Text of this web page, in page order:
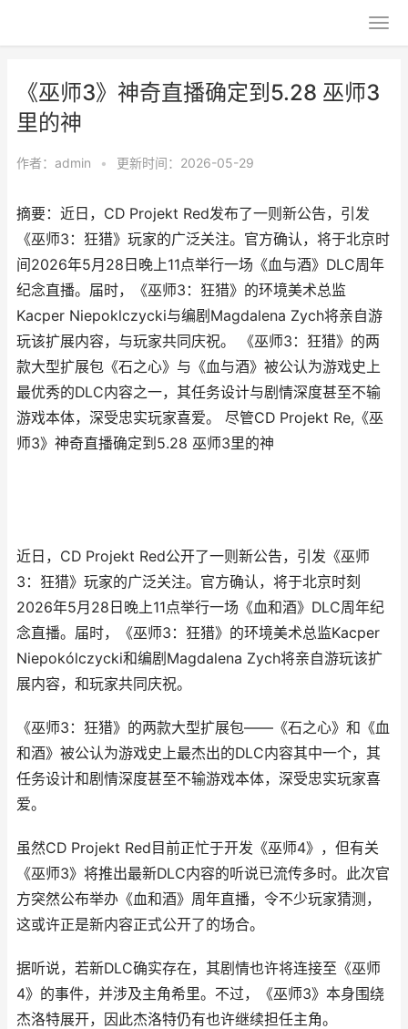
《巫师3》神奇直播确定到5.28 巫师3
里的神
作者： admin • 更新时间：2026-05-29
摘要：近日，CD Projekt Red发布了一则新公告，引发
《巫师3：狂猎》玩家的广泛关注。官方确认，将于北京时
间2026年5月28日晚上11点举行一场《血与酒》DLC周年
纪念直播。届时，《巫师3：狂猎》的环境美术总监
Kacper Niepoklczycki与编剧Magdalena Zych将亲自游
玩该扩展内容，与玩家共同庆祝。 《巫师3：狂猎》的两
款大型扩展包《石之心》与《血与酒》被公认为游戏史上
最优秀的DLC内容之一，其任务设计与剧情深度甚至不输
游戏本体，深受忠实玩家喜爱。 尽管CD Projekt Re,《巫
师3》神奇直播确定到5.28 巫师3里的神
近日，CD Projekt Red公开了一则新公告，引发《巫师
3：狂猎》玩家的广泛关注。官方确认，将于北京时刻
2026年5月28日晚上11点举行一场《血和酒》DLC周年纪
念直播。届时，《巫师3：狂猎》的环境美术总监Kacper
Niepokólczycki和编剧Magdalena Zych将亲自游玩该扩
展内容，和玩家共同庆祝。
《巫师3：狂猎》的两款大型扩展包——《石之心》和《血
和酒》被公认为游戏史上最杰出的DLC内容其中一个，其
任务设计和剧情深度甚至不输游戏本体，深受忠实玩家喜
爱。
虽然CD Projekt Red目前正忙于开发《巫师4》，但有关
《巫师3》将推出最新DLC内容的听说已流传多时。此次官
方突然公布举办《血和酒》周年直播，令不少玩家猜测，
这或许正是新内容正式公开了的场合。
据听说，若新DLC确实存在，其剧情也许将连接至《巫师
4》的事件，并涉及主角希里。不过，《巫师3》本身围绕
杰洛特展开，因此杰洛特仍有也许继续担任主角。